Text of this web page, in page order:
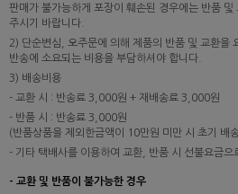
판매가 불가능하게 포장이 훼손된 경우에는 반품 및
주시기 바랍니다.
2) 단순변심, 오주문에 의해 제품의 반품 및 교환을
반송에 소요되는 비용을 부담하셔야 합니다.
3) 배송비용
- 교환 시 : 반송료 3,000원 + 재배송료 3,000원
- 반품 시 : 반송료 3,000원
(반품상품을 제외한금액이 10만원 미만 시 초기 배
- 기타 택배사를 이용하여 교환, 반품 시 선불요금으
- 교환 및 반품이 불가능한 경우